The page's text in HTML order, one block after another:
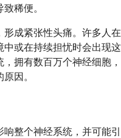
稀便。
形成紧张性头痛。许多人在
或在持续担忧时会出现这
拥有数百万个神经细胞，
因。
整个神经系统，并可能引